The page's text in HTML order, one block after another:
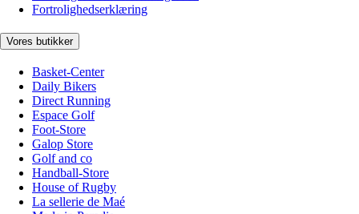
Fortrolighedserklæring
Vores butikker
Basket-Center
Daily Bikers
Direct Running
Espace Golf
Foot-Store
Galop Store
Golf and co
Handball-Store
House of Rugby
La sellerie de Maé